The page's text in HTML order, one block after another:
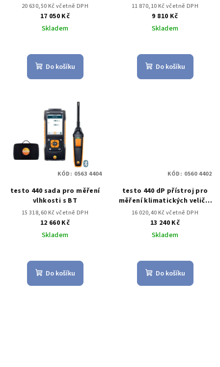
20 630,50 Kč včetně DPH
17 050 Kč
Skladem
Do košíku
11 870,10 Kč včetně DPH
9 810 Kč
Skladem
Do košíku
testo 440 sada pro měření
vlhkosti s BT
15 318,60 Kč včetně DPH
12 660 Kč
Skladem
Do košíku
KÓD: 0563 4404
testo 440 dP přístroj pro
měření klimatických veličin
vč. diferenčního tlaku
16 020,40 Kč včetně DPH
13 240 Kč
Skladem
Do košíku
KÓD: 0560 4402